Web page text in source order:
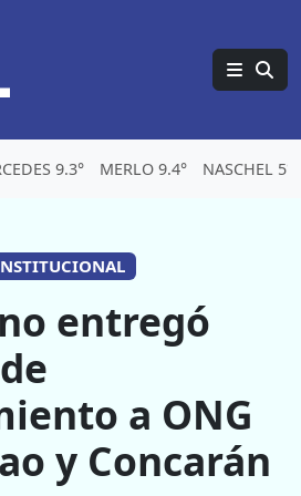
9.3° MERLO 9.4° NASCHEL 5°
entregó
a ONG
y Concarán